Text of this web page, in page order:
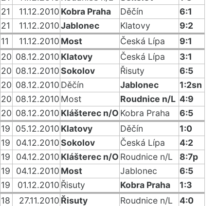
21
11.12.2010 Kobra Praha Děčín
6:1
21
11.12.2010Jablonec Klatovy
9:2
11
11.12.2010 Most Česká Lípa
9:1
20 08.12.2010 Klatovy Česká Lípa
3:1
20 08.12.2010Sokolov Řisuty
6:5
20 08.12.2010 Děčín Jablonec
1:2sn
20 08.12.2010 Most Roudnice n/L 4:9
20 08.12.2010 Klášterec n/O Kobra Praha
6:5
19
05.12.2010 Klatovy Děčín
1:0
19
04.12.2010Sokolov Česká Lípa
4:2
19
04.12.2010 Klášterec n/O Roudnice n/L
8:7p
19
04.12.2010 Most Jablonec
6:5
19
01.12.2010 Řisuty Kobra Praha
1:3
18
27.11.2010 Řisuty Roudnice n/L
4:0